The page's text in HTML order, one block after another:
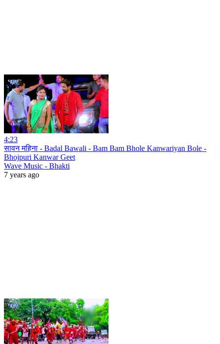
4:23
सावन महिना - Badal Bawali - Bam Bam Bhole Kanwariyan Bole -
Bhojpuri Kanwar Geet
Wave Music - Bhakti
7 years ago